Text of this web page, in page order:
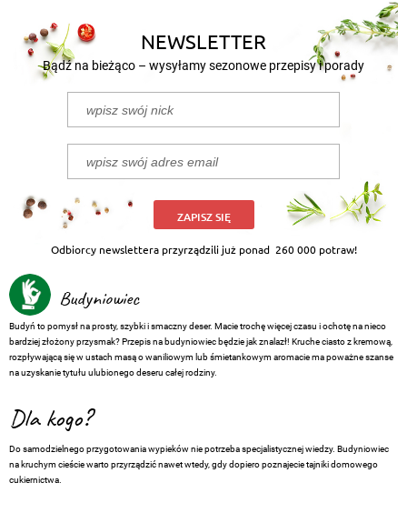
NEWSLETTER
Bądź na bieżąco – wysyłamy sezonowe przepisy i porady
ZAPISZ SIĘ
Odbiorcy newslettera przyrządzili już ponad 260 000 potraw!
Budyniowiec
Budyń to pomysł na prosty, szybki i smaczny deser. Macie trochę więcej czasu i ochotę na nieco
bardziej złożony przysmak? Przepis na budyniowiec będzie jak znalazł! Kruche ciasto z kremową,
rozpływającą się w ustach masą o waniliowym lub śmietankowym aromacie ma poważne szanse
na uzyskanie tytułu ulubionego deseru całej rodziny.
Dla kogo?
Do samodzielnego przygotowania wypieków nie potrzeba specjalistycznej wiedzy. Budyniowiec
na kruchym cieście warto przyrządzić nawet wtedy, gdy dopiero poznajecie tajniki domowego
cukiernictwa.